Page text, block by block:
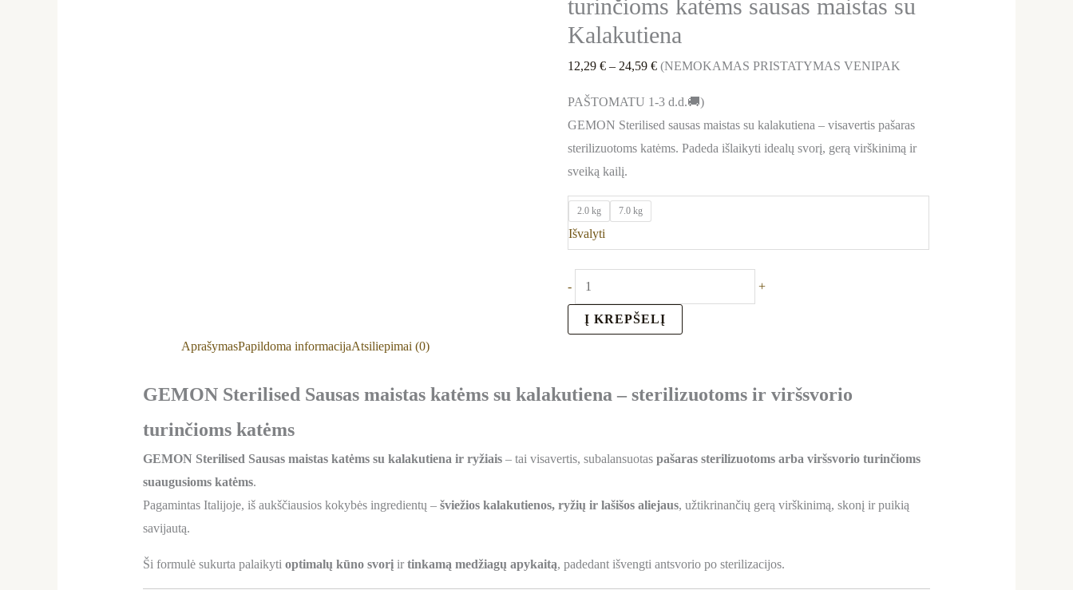
turinčioms katėms sausas maistas su
Kalakutiena
12,29€ – 24,59€ (NEMOKAMAS PRISTATYMAS VENIPAK
PAŠTOMATU 1-3 d.d.🚚)
GEMON Sterilised sausas maistas su kalakutiena – visavertis pašaras
sterilizuotoms katėms. Padeda išlaikyti idealų svorį, gerą virškinimą ir
sveiką kailį.
2.0 kg 7.0 kg
Išvalyti
- +
Į KREPŠELĮ
AprašymasPapildoma informacijaAtsiliepimai (0)
GEMON Sterilised Sausas maistas katėms su kalakutiena – sterilizuotoms ir viršsvorio
turinčioms katėms
GEMON Sterilised Sausas maistas katėms su kalakutiena ir ryžiais– tai visavertis, subalansuotas pašaras sterilizuotoms arba viršsvorio turinčioms
suaugusioms katėms.
Pagamintas Italijoje, iš aukščiausios kokybės ingredientų – šviežios kalakutienos, ryžių ir lašišos aliejaus, užtikrinančių gerą virškinimą, skonį ir puikią
savijautą.
Ši formulė sukurta palaikyti optimalų kūno svorįir tinkamą medžiagų apykaitą, padedant išvengti antsvorio po sterilizacijos.